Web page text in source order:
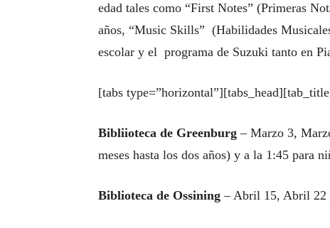
edad tales como “First Notes” (Primeras
años, “Music Skills” (Habilidades
escolar y el programa de Suzuki tanto en
[tabs
Bibliioteca de Greenburg – Marzo 3,
meses hasta los dos años) y a la 1:45 para
Biblioteca de Ossining – Abril 15, Abril 22